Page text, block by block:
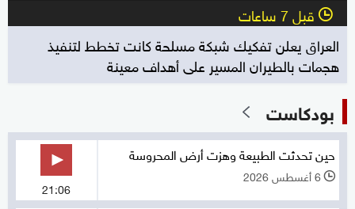
l قبل 7 ساعات
العراق يعلن تفكيك شبكة مسلحة كانت تخطط لتنفيذ
هجمات بالطيران المسير على أهداف معينة
بودكاست
حين تحدثت الطبيعة وهزت أرض المحروسة
l 6 أغسطس 2026
21:06